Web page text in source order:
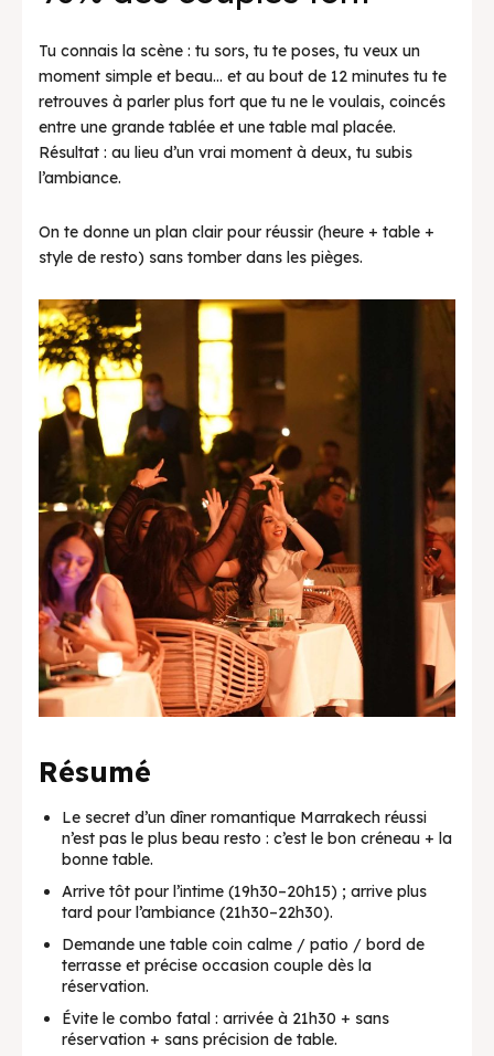
Bons Plans
Actualités
Tu connais la scène : tu sors, tu te poses, tu veux un
moment simple et beau… et au bout de 12 minutes tu te
retrouves à parler plus fort que tu ne le voulais, coincés
entre une grande tablée et une table mal placée.
Résultat : au lieu d’un vrai moment à deux, tu subis
l’ambiance.
On te donne un plan clair pour réussir (heure + table +
style de resto) sans tomber dans les pièges.
Résumé
Le secret d’un dîner romantique Marrakech réussi
n’est pas le plus beau resto : c’est le bon créneau + la
bonne table.
Arrive tôt pour l’intime (19h30–20h15) ; arrive plus
tard pour l’ambiance (21h30–22h30).
Demande une table coin calme / patio / bord de
terrasse et précise occasion couple dès la
réservation.
Évite le combo fatal : arrivée à 21h30 + sans
réservation + sans précision de table.